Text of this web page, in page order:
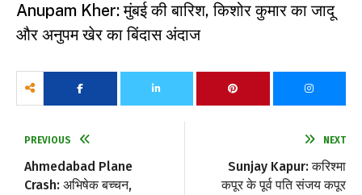
Anupam Kher: मुंबई की बारिश, किशोर कुमार का जादू
और अनुपम खेर का बिंदास अंदाज
PREVIOUS
Ahmedabad Plane
Crash: अभिषेक बच्चन,
NEXT
Sunjay Kapur: करिश्मा
कपूर के पूर्व पति संजय कपूर